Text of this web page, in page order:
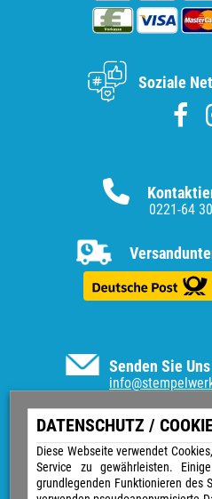
DATENSCHUTZ /
Diese Webseite verwendet
Service zu gewährleisten.
grundlegenden Funktionieren des
Senden Sie
Informationen
Vertrag
Kontakt
Über uns
0221-64
Soziale